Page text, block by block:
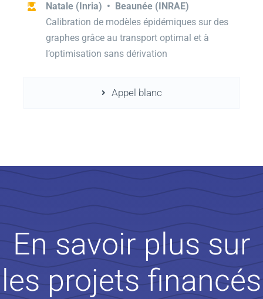
Natale (Inria) • Beaunée (INRAE)
Calibration de modèles épidémiques sur des
graphes grâce au transport optimal et à
l’optimisation sans dérivation
Appel blanc
En savoir plus sur
les projets financés